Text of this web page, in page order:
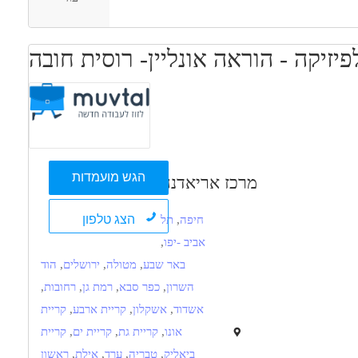
- הוראה אונליין- רוסית חובה
הגש מועמדות
הצג טלפון
מרכז אריאדנה
חיפה, תל
אביב -יפו,
באר שבע, מטולה, ירושלים, הוד
השרון, כפר סבא, רמת גן, רחובות,
אשדוד, אשקלון, קריית ארבע, קריית
אונו, קריית גת, קריית ים, קריית
ביאליק, טבריה, ערד, אילת, ראשון